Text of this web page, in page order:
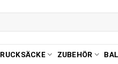
RUCKSÄCKE ZUBEHÖR